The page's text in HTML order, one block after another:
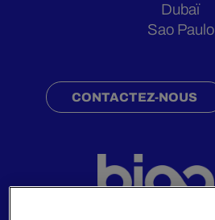
Dubaï
Sao Paulo
CONTACTEZ-NOUS